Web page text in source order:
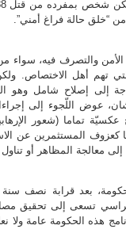
“خلق حالة فراغ أمني”.
الأمن والتصرف فيه،
تهم أهل الاختصاص. ولكنّ
إلى إصلاح شامل وهو
عوض اللّجوء إلى
تماما (شعور
كعزوف المستثمرين عن
معالجة المظاهر أو
بعد قرابة نصف
تسعى إلى تحقيق
هذه الحكومة عامة ولا